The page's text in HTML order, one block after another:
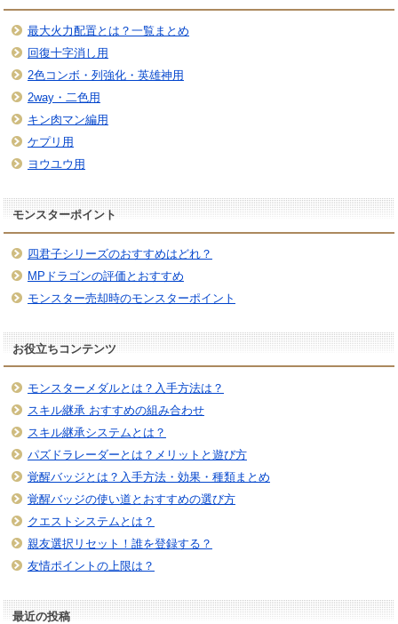
最大火力配置とは？一覧まとめ
回復十字消し用
2色コンボ・列強化・英雄神用
2way・二色用
キン肉マン編用
ケプリ用
ヨウユウ用
モンスターポイント
四君子シリーズのおすすめはどれ？
MPドラゴンの評価とおすすめ
モンスター売却時のモンスターポイント
お役立ちコンテンツ
モンスターメダルとは？入手方法は？
スキル継承 おすすめの組み合わせ
スキル継承システムとは？
パズドラレーダーとは？メリットと遊び方
覚醒バッジとは？入手方法・効果・種類まとめ
覚醒バッジの使い道とおすすめの選び方
クエストシステムとは？
親友選択リセット！誰を登録する？
友情ポイントの上限は？
最近の投稿